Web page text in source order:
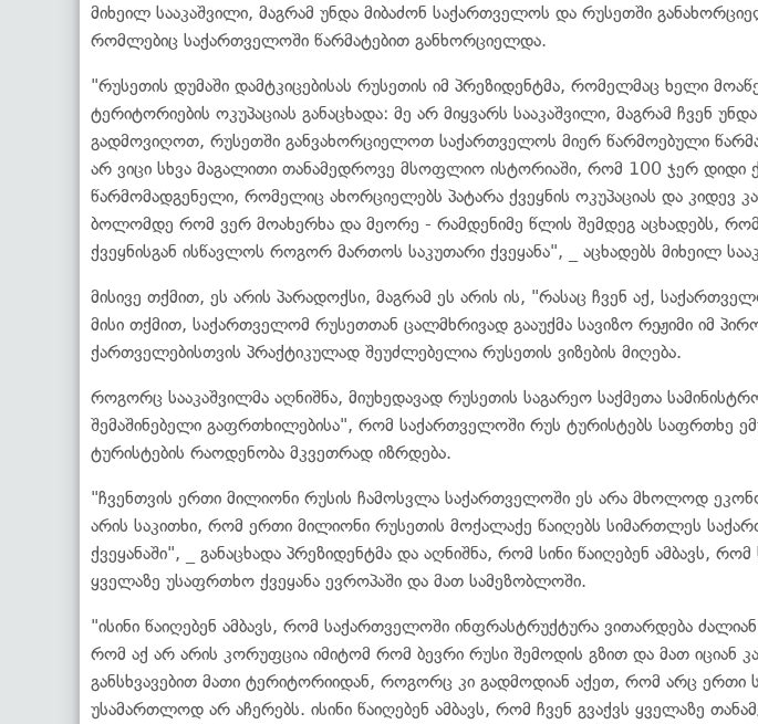
მიხეილ სააკაშვილი, მაგრამ უნდა მიბაძონ საქართველოს და რუსეთში
რომლებიც საქართველოში წარმატებით განხორციელდა.
"რუსეთის დუმაში დამტკიცებისას რუსეთის იმ პრეზიდენტმა, რომელმაც ხელი
ტერიტორიების ოკუპაციას განაცხადა: მე არ მიყვარს სააკაშვილი, მაგრამ ჩვენ
გადმოვიღოთ, რუსეთში განვახორციელოთ საქართველოს მიერ წარმოებული
არ ვიცი სხვა მაგალითი თანამედროვე მსოფლიო ისტორიაში, რომ 100 ჯერ დიდი
წარმომადგენელი, რომელიც ახორციელებს პატარა ქვეყნის ოკუპაციას და კიდევ
ბოლომდე რომ ვერ მოახერხა და მეორე - რამდენიმე წლის შემდეგ აცხადებს, რომ
ქვეყნისგან ისწავლოს როგორ მართოს საკუთარი ქვეყანა", _ აცხადებს მიხეილ
მისივე თქმით, ეს არის პარადოქსი, მაგრამ ეს არის ის, "რასაც ჩვენ აქ,
მისი თქმით, საქართველომ რუსეთთან ცალმხრივად გააუქმა სავიზო რეჟიმი იმ
ქართველებისთვის პრაქტიკულად შეუძლებელია რუსეთის ვიზების მიღება.
როგორც სააკაშვილმა აღნიშნა, მიუხედავად რუსეთის საგარეო საქმეთა
შემაშინებელი გაფრთხილებისა", რომ საქართველოში რუს ტურისტებს საფრთხე
ტურისტების რაოდენობა მკვეთრად იზრდება.
"ჩვენთვის ერთი მილიონი რუსის ჩამოსვლა საქართველოში ეს არა მხოლოდ
არის საკითხი, რომ ერთი მილიონი რუსეთის მოქალაქე წაიღებს სიმართლეს
ქვეყანაში", _ განაცხადა პრეზიდენტმა და აღნიშნა, რომ სინი წაიღებენ ამბავს,
ყველაზე უსაფრთხო ქვეყანა ევროპაში და მათ სამეზობლოში.
"ისინი წაიღებენ ამბავს, რომ საქართველოში ინფრასტრუქტურა ვითარდება ძალიან
რომ აქ არ არის კორუფცია იმიტომ რომ ბევრი რუსი შემოდის გზით და მათ იციან
განსხვავებით მათი ტერიტორიიდან, როგორც კი გადმოდიან აქეთ, რომ არც ერთი
უსამართლოდ არ აჩერებს. ისინი წაიღებენ ამბავს, რომ ჩვენ გვაქვს ყველაზე